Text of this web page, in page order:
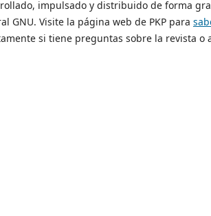
impulsado y distribuido de forma
GNU. Visite la página web de PKP para
si tiene preguntas sobre la revista o